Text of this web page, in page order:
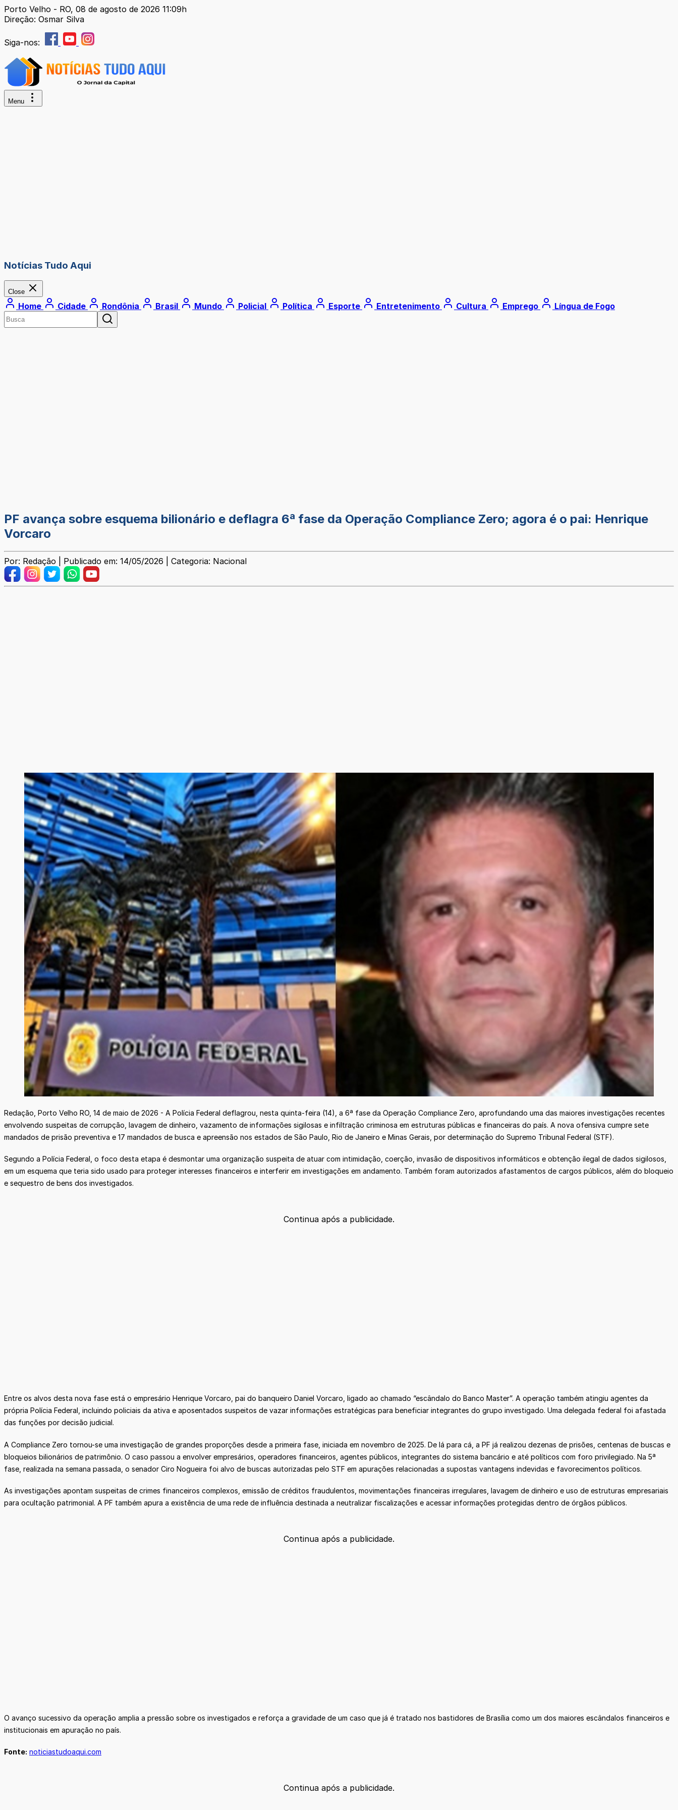
Porto Velho - RO, 08 de agosto de 2026 11:09h
Direção: Osmar Silva
Siga-nos:
Menu
Notícias Tudo Aqui
Close
Home Cidade Rondônia Brasil Mundo Policial Política Esporte Entretenimento Cultura Emprego Língua de Fogo
PF avança sobre esquema bilionário e deflagra 6ª fase da Operação Compliance Zero; agora é o pai: Henrique
Vorcaro
Por: Redação | Publicado em: 14/05/2026 | Categoria: Nacional
Redação, Porto Velho RO, 14 de maio de 2026 - A Polícia Federal deflagrou, nesta quinta-feira (14), a 6ª fase da Operação Compliance Zero, aprofundando uma das maiores investigações recentes
envolvendo suspeitas de corrupção, lavagem de dinheiro, vazamento de informações sigilosas e infiltração criminosa em estruturas públicas e financeiras do país. A nova ofensiva cumpre sete
mandados de prisão preventiva e 17 mandados de busca e apreensão nos estados de São Paulo, Rio de Janeiro e Minas Gerais, por determinação do Supremo Tribunal Federal (STF).
Segundo a Polícia Federal, o foco desta etapa é desmontar uma organização suspeita de atuar com intimidação, coerção, invasão de dispositivos informáticos e obtenção ilegal de dados sigilosos,
em um esquema que teria sido usado para proteger interesses financeiros e interferir em investigações em andamento. Também foram autorizados afastamentos de cargos públicos, além do bloqueio
e sequestro de bens dos investigados.
Continua após a publicidade.
Entre os alvos desta nova fase está o empresário Henrique Vorcaro, pai do banqueiro Daniel Vorcaro, ligado ao chamado “escândalo do Banco Master”. A operação também atingiu agentes da
própria Polícia Federal, incluindo policiais da ativa e aposentados suspeitos de vazar informações estratégicas para beneficiar integrantes do grupo investigado. Uma delegada federal foi afastada
das funções por decisão judicial.
A Compliance Zero tornou-se uma investigação de grandes proporções desde a primeira fase, iniciada em novembro de 2025. De lá para cá, a PF já realizou dezenas de prisões, centenas de buscas e
bloqueios bilionários de patrimônio. O caso passou a envolver empresários, operadores financeiros, agentes públicos, integrantes do sistema bancário e até políticos com foro privilegiado. Na 5ª
fase, realizada na semana passada, o senador Ciro Nogueira foi alvo de buscas autorizadas pelo STF em apurações relacionadas a supostas vantagens indevidas e favorecimentos políticos.
As investigações apontam suspeitas de crimes financeiros complexos, emissão de créditos fraudulentos, movimentações financeiras irregulares, lavagem de dinheiro e uso de estruturas empresariais
para ocultação patrimonial. A PF também apura a existência de uma rede de influência destinada a neutralizar fiscalizações e acessar informações protegidas dentro de órgãos públicos.
Continua após a publicidade.
O avanço sucessivo da operação amplia a pressão sobre os investigados e reforça a gravidade de um caso que já é tratado nos bastidores de Brasília como um dos maiores escândalos financeiros e
institucionais em apuração no país.
Fonte: noticiastudoaqui.com
Continua após a publicidade.